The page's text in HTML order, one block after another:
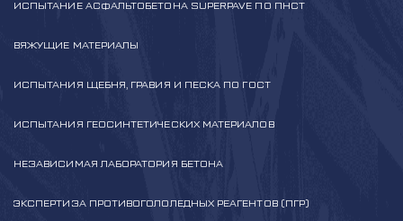
ИСПЫТАНИЕ АСФАЛЬТОБЕТОНА SUPERPAVE ПО ПНСТ
ВЯЖУЩИЕ МАТЕРИАЛЫ
ИСПЫТАНИЯ ЩЕБНЯ, ГРАВИЯ И ПЕСКА ПО ГОСТ
ИСПЫТАНИЯ ГЕОСИНТЕТИЧЕСКИХ МАТЕРИАЛОВ
НЕЗАВИСИМАЯ ЛАБОРАТОРИЯ БЕТОНА
ЭКСПЕРТИЗА ПРОТИВОГОЛОЛЕДНЫХ РЕАГЕНТОВ (ПГР)